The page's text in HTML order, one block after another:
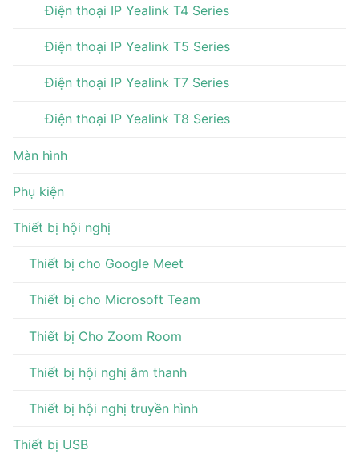
Điện thoại IP Yealink T4 Series
Điện thoại IP Yealink T5 Series
Điện thoại IP Yealink T7 Series
Điện thoại IP Yealink T8 Series
Màn hình
Phụ kiện
Thiết bị hội nghị
Thiết bị cho Google Meet
Thiết bị cho Microsoft Team
Thiết bị Cho Zoom Room
Thiết bị hội nghị âm thanh
Thiết bị hội nghị truyền hình
Thiết bị USB